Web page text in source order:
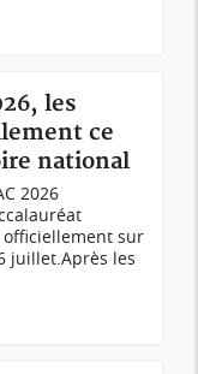
les
ce
national
2026
officiellement sur
juillet.Après les